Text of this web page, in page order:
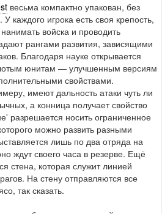
весьма компактно упакован, без
каждого игрока есть своя крепость,
войска и проводить
рангами развития, зависящими
Благодаря науке открывается
юнитам — улучшенным версиям
свойствами.
имеют дальность атаки чуть ли
а конница получает свойство
разрешается носить ограниченное
можно развить разными
лишь по два отряда на
ждут своего часа в резерве. Ещё
стена, которая служит линией
На стену отправляются все
так сказать.